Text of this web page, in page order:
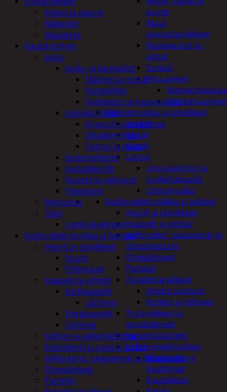
varret
Muut
siivoustarvikkeet
Roskapussit ja -
astiat
Sankot
Pesuaineet
Yleispesuaineet
Eläintenruoka ja tarvikkeet
Jyrsijät
Kissat
Koirat
Linnut
Linnunpöntöt ja
ruokintalaudat
Linnunruoka
Kodin elektroniikka ja laitteet
Imurit ja tarvikkeet
Kaapelit ja johdot
Kelloradiot, sääasemat ja
lämpömittarit
Oheislaitteet
Paristot
Puhelintarvikkeet
Johdot ja laturit
Kotelot ja telineet
Tv-tarvikkeet ja
seinätelineet
Varavirtalaitteet
Viihde-elektroniikka
Bluetooth
kaiuttimet
Kuulokkeet
Keksit ja piparit
Makeiset
Mausteet
Kausituotteet
Joulu
Joulu- ja kausivalot
Eläimet ja tontut
Kyntteliköt
Valoketjut ja kuusenvalot
Joulukoristeet
Kranssit ja asetelmat
Oksakoristeet
Tontut ja muut
Joulumakeiset
Joulutekstiilit
Kuuset ja valopuut
Paketointi
Marjastus
Talvi
Lumityövälineet
Kodin elektroniikka ja laitteet
Imurit ja tarvikkeet
Imurit
Pölypussit
Kaapelit ja johdot
Äänikaapelit
Liittimet
Datakaapelit
Liittimet
Kahvin ja vedenkeittimet
Keittolevyt ja paistoraudat
Kelloradiot, sääasemat ja lämpömittarit
Oheislaitteet
Paristot